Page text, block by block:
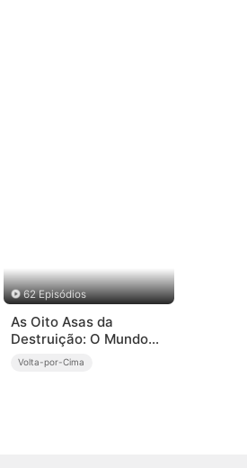
62 Episódios
As Oito Asas da
Destruição: O Mundo
Estremece ao Meu
Volta-por-Cima